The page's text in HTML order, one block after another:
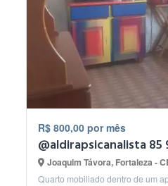
R$ 800,00 por mês
@aldirapsicanalista 85
Joaquim Távora, Fortaleza -
Quarto mobiliado dentro de um